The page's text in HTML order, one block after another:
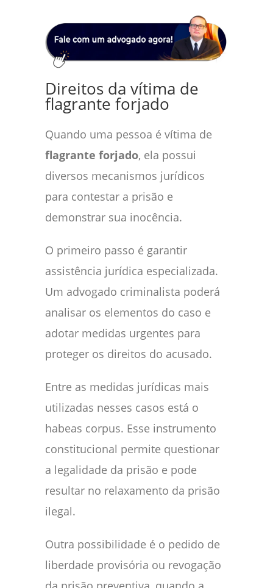
Direitos da vítima de
flagrante forjado
Quando uma pessoa é vítima de
flagrante forjado, ela possui
diversos mecanismos jurídicos
para contestar a prisão e
demonstrar sua inocência.
O primeiro passo é garantir
assistência jurídica especializada.
Um advogado criminalista poderá
analisar os elementos do caso e
adotar medidas urgentes para
proteger os direitos do acusado.
Entre as medidas jurídicas mais
utilizadas nesses casos está o
habeas corpus. Esse instrumento
constitucional permite questionar
a legalidade da prisão e pode
resultar no relaxamento da prisão
ilegal.
Outra possibilidade é o pedido de
liberdade provisória ou revogação